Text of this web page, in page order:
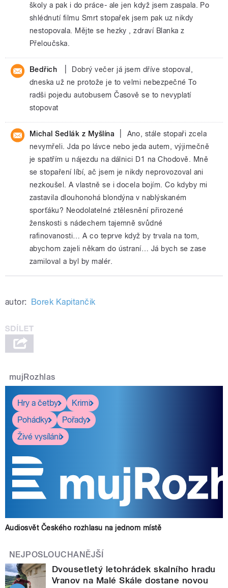
školy a pak i do práce- ale jen když jsem zaspala. Po
shlédnutí filmu Smrt stopařek jsem pak uz nikdy
nestopovala. Mějte se hezky , zdraví Blanka z
Přeloučska.
Bedřich
Dobrý večer já jsem dříve stopoval,
dneska už ne protože je to velmi nebezpečné To
radši pojedu autobusem Časově se to nevyplatí
stopovat
Michal Sedlák z Myšlína
Ano, stále stopaři zcela
nevymřeli. Jda po lávce nebo jeda autem, výjimečně
je spatřím u nájezdu na dálnici D1 na Chodově. Mně
se stopaření líbí, ač jsem je nikdy neprovozoval ani
nezkoušel. A vlastně se i docela bojím. Co kdyby mi
zastavila dlouhonohá blondýna v nablýskaném
sporťáku? Neodolatelné ztělesnění přirozené
ženskosti s nádechem tajemně svůdné
rafinovanosti… A co teprve když by trvala na tom,
abychom zajeli někam do ústraní… Já bych se zase
zamiloval a byl by malér.
autor: Borek Kapitančik
mujRozhlas
Hry a četby
Krimi
Pohádky
Pořady
Živé vysílání
Audiosvět Českého rozhlasu na jednom místě
NEJPOSLOUCHANĚJŠÍ
Dvousetletý letohrádek skalního hradu
Vranov na Malé Skále dostane novou